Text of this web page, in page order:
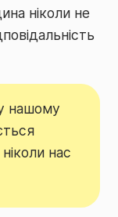
ніколи не
нашому
нас